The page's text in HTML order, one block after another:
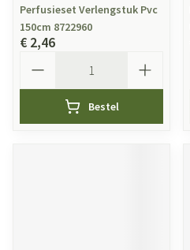
Perfusieset Verlengstuk Pvc
150cm 8722960
€ 2,46
Bestel